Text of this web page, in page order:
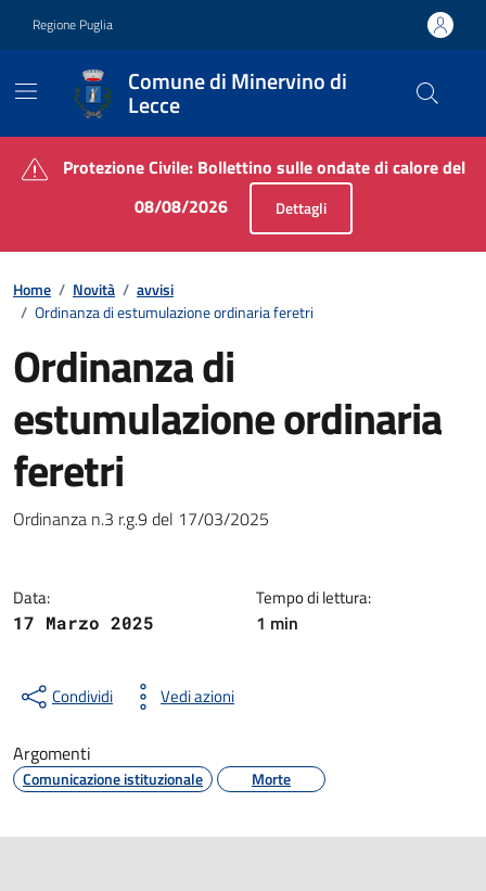
Regione Puglia
Comune di Minervino di
Lecce
Contenuti in evidenza
Protezione Civile: Bollettino sulle ondate di calore del
08/08/2026
Dettagli
Home / Novità / avvisi
/ Ordinanza di estumulazione ordinaria feretri
Ordinanza di
estumulazione ordinaria
feretri
Dettagli della notizia
Ordinanza n.3 r.g.9 del 17/03/2025
Data:
17 Marzo 2025
Tempo di lettura:
1 min
Condividi Vedi azioni
Argomenti
Comunicazione istituzionale Morte